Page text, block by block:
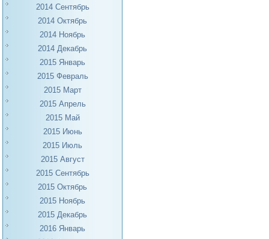
2014 Сентябрь
2014 Октябрь
2014 Ноябрь
2014 Декабрь
2015 Январь
2015 Февраль
2015 Март
2015 Апрель
2015 Май
2015 Июнь
2015 Июль
2015 Август
2015 Сентябрь
2015 Октябрь
2015 Ноябрь
2015 Декабрь
2016 Январь